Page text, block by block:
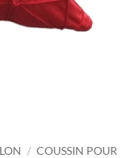
/ COUSSIN POUR